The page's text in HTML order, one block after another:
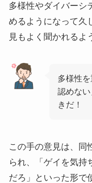
多様性やダイバーシ
めるようになって久
見もよく聞かれるよ
多様性
認めな
きだ！
この手の意見は、同
られ、「ゲイを気持
だろ」といった形で